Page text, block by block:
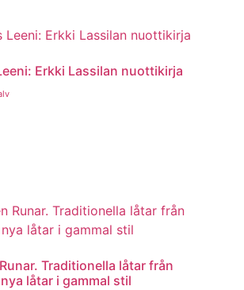
Erkki Lassilan nuottikirja
Traditionella låtar från
låtar i gammal stil